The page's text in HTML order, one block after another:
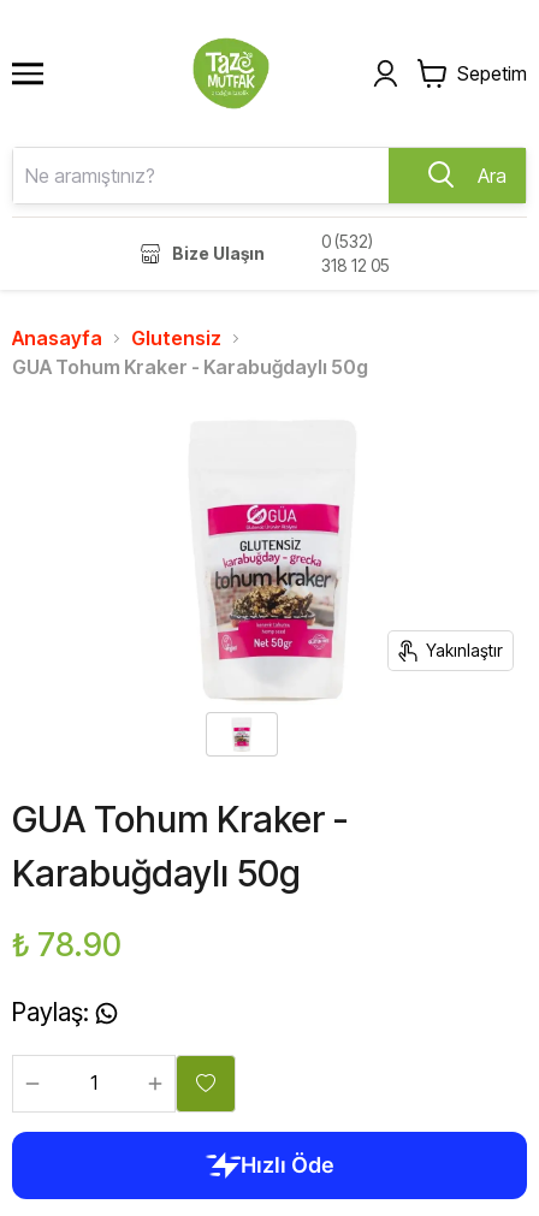
Sepetim
Ara
Bize Ulaşın
0 (532)
318 12 05
Anasayfa
Glutensiz
GUA Tohum Kraker - Karabuğdaylı 50g
Yakınlaştır
GUA Tohum Kraker -
Karabuğdaylı 50g
₺ 78.90
Paylaş: